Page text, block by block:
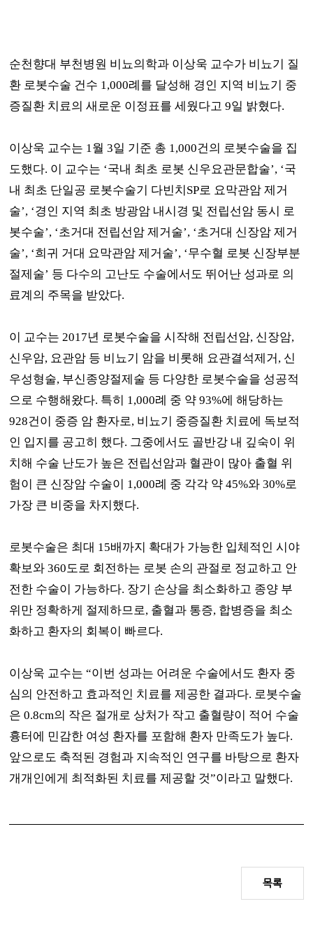
순천향대 부천병원 비뇨의학과 이상욱 교수가 비뇨기 질
환 로봇수술 건수 1,000례를 달성해 경인 지역 비뇨기 중
증질환 치료의 새로운 이정표를 세웠다고9일 밝혔다.
이상욱 교수는 1월3일 기준 총 1,000건의 로봇수술을 집
도했다. 이 교수는 ‘국내 최초 로봇 신우요관문합술’, ‘국
내 최초 단일공 로봇수술기 다빈치 SP로 요막관암 제거
술’, ‘경인 지역 최초 방광암 내시경 및 전립선암 동시 로
봇수술’, ‘초거대 전립선암 제거술’, ‘초거대 신장암 제거
술’, ‘희귀 거대 요막관암 제거술’, ‘무수혈 로봇 신장부분
절제술’ 등 다수의 고난도 수술에서도 뛰어난 성과로 의
료계의 주목을 받았다.
이 교수는2017년 로봇수술을 시작해 전립선암, 신장암,
신우암, 요관암 등 비뇨기 암을 비롯해 요관결석제거 , 신
우성형술, 부신종양절제술 등 다양한 로봇수술을 성공적
으로 수행해왔다. 특히 1,000례 중 약93%에 해당하는
928건이 중증 암 환자로, 비뇨기 중증질환 치료에 독보적
인 입지를 공고히 했다. 그중에서도 골반강 내 깊숙이 위
치해 수술 난도가 높은 전립선암과 혈관이 많아 출혈 위
험이 큰 신장암 수술이 1,000례 중 각각 약45%와30%로
가장 큰 비중을 차지했다.
로봇수술은 최대 15배까지 확대가 가능한 입체적인 시야
확보와360도로 회전하는 로봇 손의 관절로 정교하고 안
전한 수술이 가능하다. 장기 손상을 최소화하고 종양 부
위만 정확하게 절제하므로, 출혈과 통증, 합병증을 최소
화하고 환자의 회복이 빠르다.
이상욱 교수는“이번 성과는 어려운 수술에서도 환자 중
심의 안전하고 효과적인 치료를 제공한 결과다. 로봇수술
은0.8cm의 작은 절개로 상처가 작고 출혈량이 적어 수술
흉터에 민감한 여성 환자를 포함해 환자 만족도가 높다.
앞으로도 축적된 경험과 지속적인 연구를 바탕으로 환자
개개인에게 최적화된 치료를 제공할 것”이라고 말했다.
목록